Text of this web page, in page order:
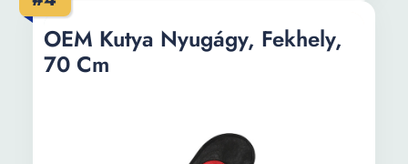
OEM Kutya Nyugágy, Fekhely,
70 Cm